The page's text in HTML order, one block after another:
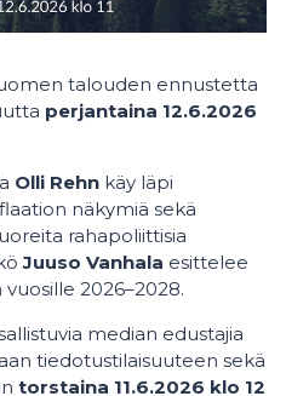
talouden ennustetta
perjantaina 12.6.2026
Olli Rehn käy läpi
näkymiä sekä
rahapoliittisia
Juuso Vanhala esittelee
2026–2028.
median edustajia
tiedotustilaisuuteen sekä
torstaina 11.6.2026 klo 12